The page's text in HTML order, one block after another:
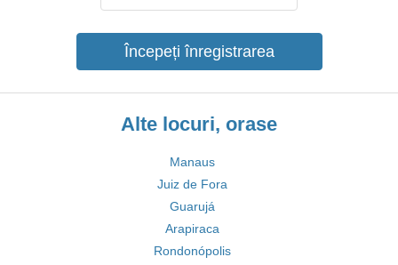
Începeți înregistrarea
Alte locuri, orase
Manaus
Juiz de Fora
Guarujá
Arapiraca
Rondonópolis